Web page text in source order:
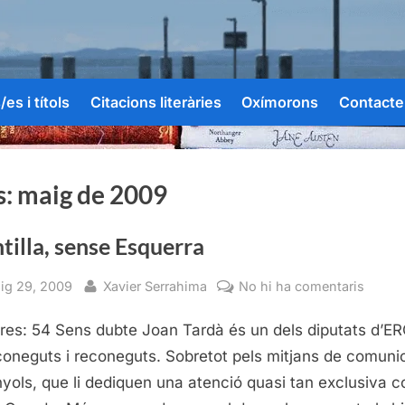
es i títols Citacions literàries Oxímorons Contacte
maig de 2009
sense Esquerra
29, 2009 By
Xavier Serrahima No hi ha comentaris
sense
54 Sens dubte Joan Tardà és un dels diputats
i reconeguts. Sobretot pels mitjans de
que li dediquen una atenció quasi tan exclusiva